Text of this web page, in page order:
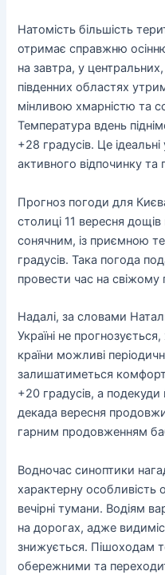
Натомість більшість
отримає справжню
на завтра, у центральних,
південних областях
мінливою хмарністю та
Температура вдень
+28 градусів. Це
активного відпочинку та
Прогноз погоди для
столиці 11 вересня
сонячним, із приємною
градусів. Така погода
провести час на свіжому
Надалі, за словами
Україні не
країни можливі
залишатиметься
+20 градусів, а
декада вересня
гарним продовженням
Водночас синоптики
характерну особливість
вечірні тумани. Водіям
на дорогах, адже
знижується. Пішоходам
обережними та